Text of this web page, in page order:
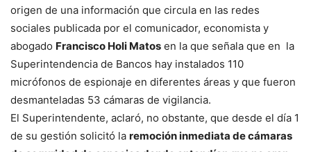
origen de una información que circula en las redes
sociales publicada por el comunicador, economista y
abogado Francisco Holi Matos en la que señala que en la
Superintendencia de Bancos hay instalados 110
micrófonos de espionaje en diferentes áreas y que fueron
desmanteladas 53 cámaras de vigilancia.
El Superintendente, aclaró, no obstante, que desde el día 1
de su gestión solicitó la remoción inmediata de cámaras